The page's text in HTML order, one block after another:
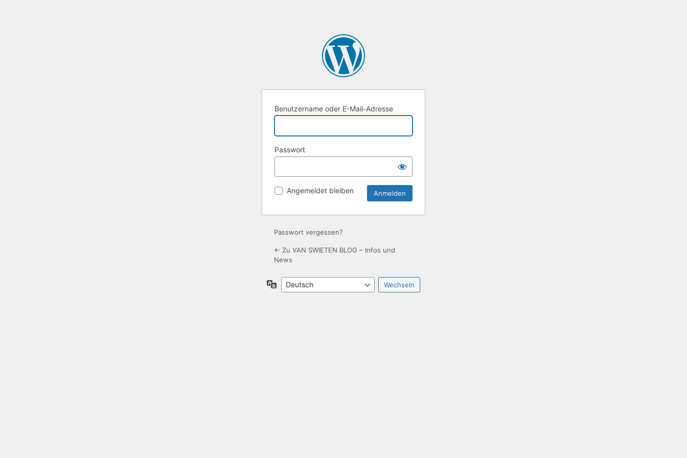
Benutzername oder E-Mail-Adresse
Passwort
Angemeldet bleiben
Passwort vergessen?
← Zu VAN SWIETEN BLOG – Infos und
News
Sprache